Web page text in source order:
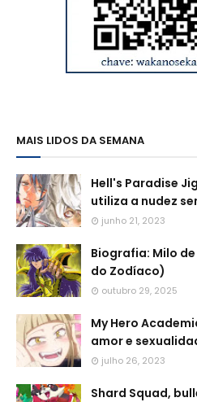
MAIS LIDOS DA SEMANA
Hell's Paradise
utiliza a nudez
junho 21, 2023
Biografia: Milo
do Zodíaco)
outubro 29, 2025
My Hero
amor e
julho 26, 2023
Shard Squad,